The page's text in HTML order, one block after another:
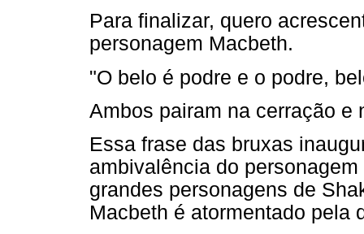
Para finalizar, quero
personagem Macbeth.
"O belo é podre e o podre,
Ambos pairam na cerração e
Essa frase das bruxas
ambivalência do
grandes personagens de
Macbeth é atormentado pela